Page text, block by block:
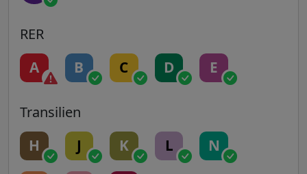
RER
A B C D E
Transilien
H J K L N